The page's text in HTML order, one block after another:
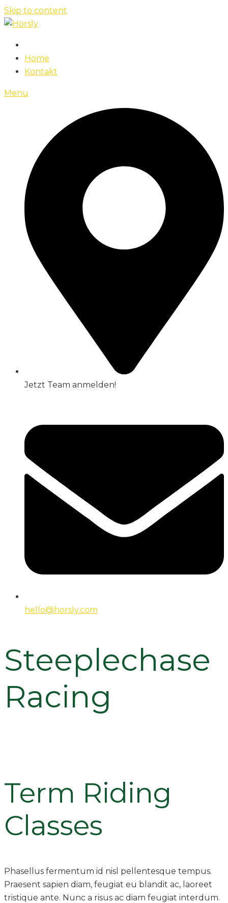
Skip to content
Home
Kontakt
Menu
Jetzt Team anmelden!
hello@horsly.com
Steeplechase
Racing
Term Riding
Classes
Phasellus fermentum id nisl pellentesque tempus.
Praesent sapien diam, feugiat eu blandit ac, laoreet
tristique ante. Nunc a risus ac diam feugiat interdum.